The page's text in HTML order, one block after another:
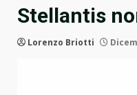
Stellantis
Lorenzo Briotti